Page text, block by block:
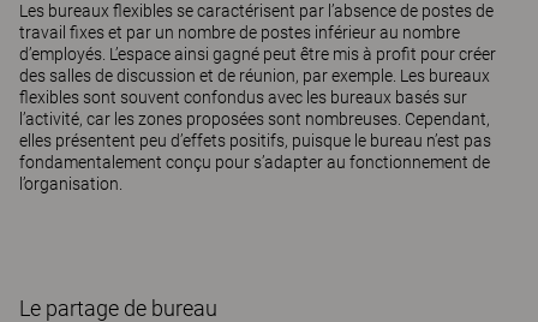
Les bureaux flexibles se caractérisent par l’absence de postes de
travail fixes et par un nombre de postes inférieur au nombre
d’employés. L’espace ainsi gagné peut être mis à profit pour créer
des salles de discussion et de réunion, par exemple. Les bureaux
flexibles sont souvent confondus avec les bureaux basés sur
l’activité, car les zones proposées sont nombreuses. Cependant,
elles présentent peu d’effets positifs, puisque le bureau n’est pas
fondamentalement conçu pour s’adapter au fonctionnement de
l’organisation.
Le partage de bureau